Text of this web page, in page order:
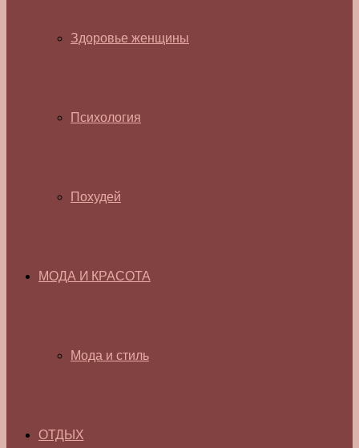
Здоровье женщины
Психология
Похудей
МОДА И КРАСОТА
Мода и стиль
ОТДЫХ